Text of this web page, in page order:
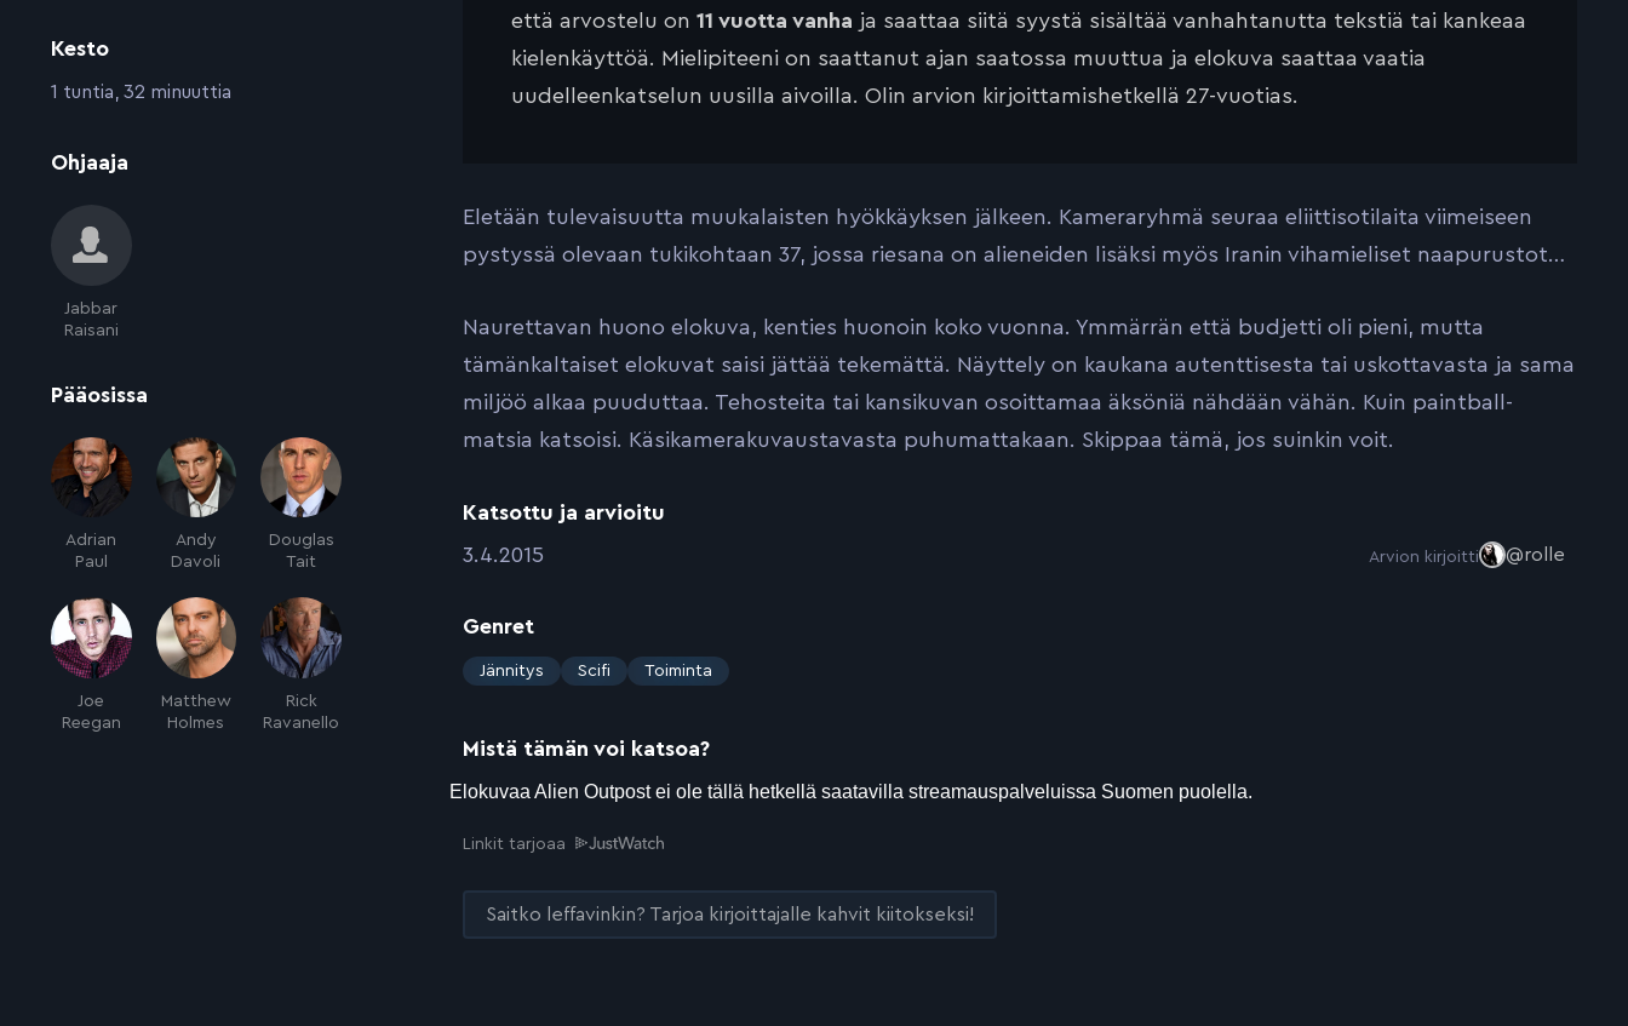
Kesto
:1 tuntia, 32 minuuttia
Ohjaaja
Jabbar
Raisani
Pääosissa
Adrian
Paul
Andy
Davoli
Douglas
Tait
Joe
Reegan
Matthew
Holmes
Rick
Ravanello
että arvostelu on 11 vuotta vanha ja saattaa siitä syystä sisältää vanhahtanutta tekstiä tai kankeaa
kielenkäyttöä. Mielipiteeni on saattanut ajan saatossa muuttua ja elokuva saattaa vaatia
uudelleenkatselun uusilla aivoilla. Olin arvion kirjoittamishetkellä 27-vuotias.
Eletään tulevaisuutta muukalaisten hyökkäyksen jälkeen. Kameraryhmä seuraa eliittisotilaita viimeiseen
pystyssä olevaan tukikohtaan 37, jossa riesana on alieneiden lisäksi myös Iranin vihamieliset naapurustot…
Naurettavan huono elokuva, kenties huonoin koko vuonna. Ymmärrän että budjetti oli pieni, mutta
tämänkaltaiset elokuvat saisi jättää tekemättä. Näyttely on kaukana autenttisesta tai uskottavasta ja sama
miljöö alkaa puuduttaa. Tehosteita tai kansikuvan osoittamaa äksöniä nähdään vähän. Kuin paintball-
matsia katsoisi. Käsikamerakuvaustavasta puhumattakaan. Skippaa tämä, jos suinkin voit.
Katsottu ja arvioitu
:3.4.2015 Arvion kirjoitti @rolle
Genret
:
Jännitys Scifi Toiminta
Mistä tämän voi katsoa?
Linkit tarjoaa
Saitko leffavinkin? Tarjoa kirjoittajalle kahvit kiitokseksi!